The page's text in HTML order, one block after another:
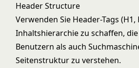
Header Structure
Verwenden Sie Header-Tags
Inhaltshierarchie zu schaffen,
Benutzern als auch
Seitenstruktur zu verstehen.